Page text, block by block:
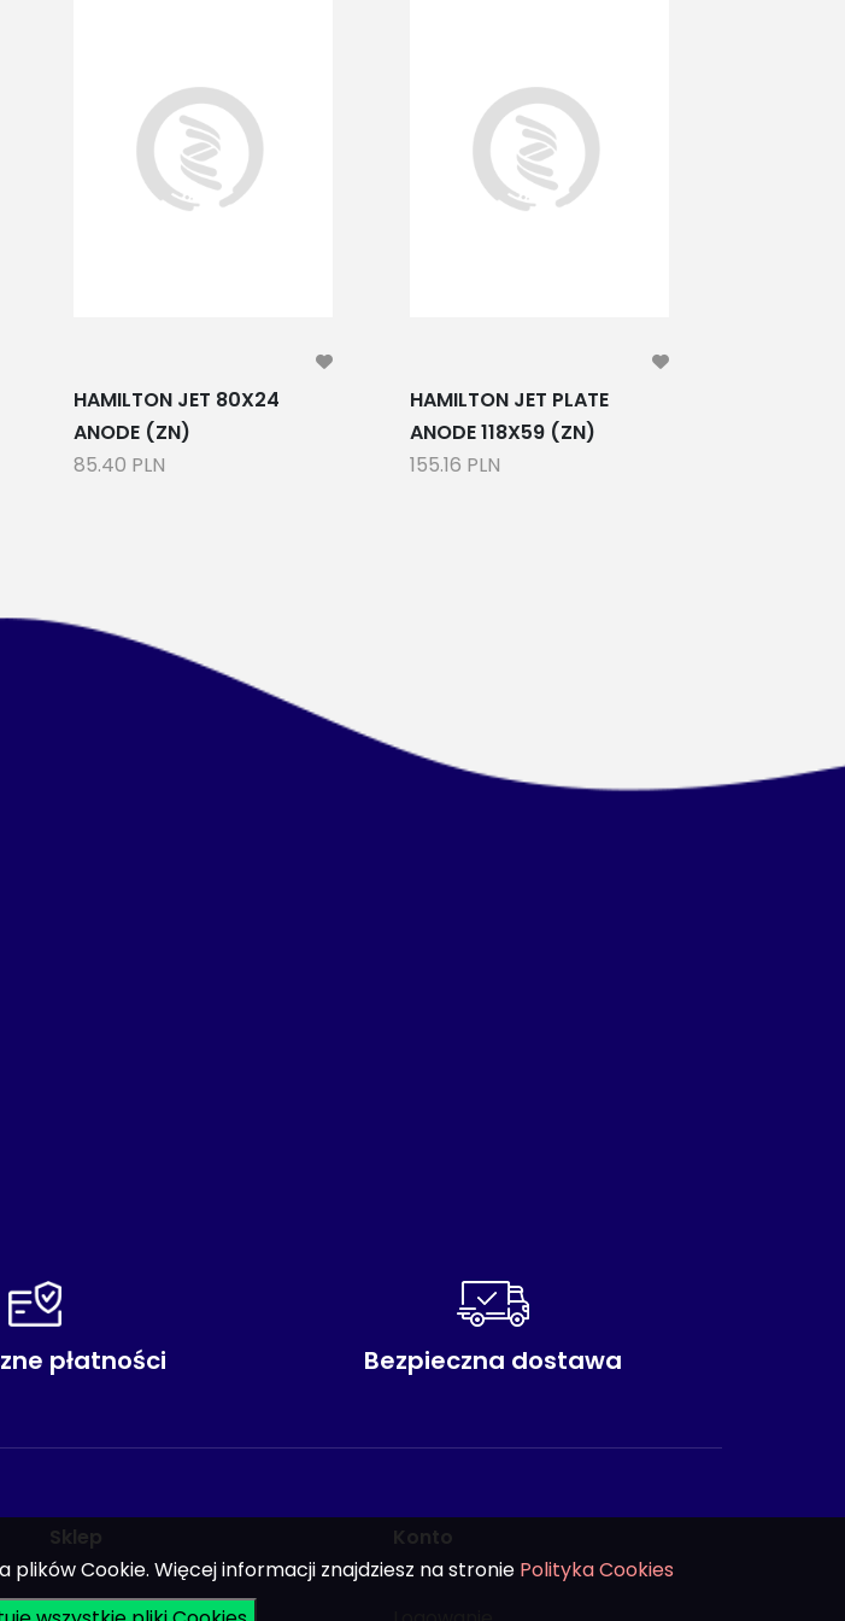
HAMILTON JET 80X24
ANODE (ZN)
85.40 PLN
HAMILTON JET PLATE
ANODE 118X59 (ZN)
155.16 PLN
płatności Bezpieczna dostawa
Sklep Konto
plików Cookie. Więcej informacji znajdziesz na stronie Polityka Cookies